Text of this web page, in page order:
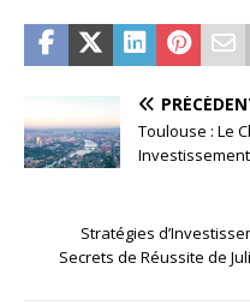
Toulouse : Le
Stratégies
Secrets de Réussite de